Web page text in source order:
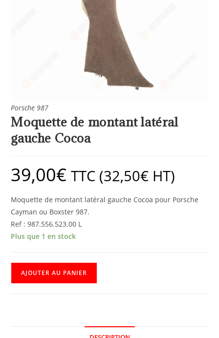
Porsche 987
Moquette de montant latéral
gauche Cocoa
39,00€ TTC (32,50€ HT)
Moquette de montant latéral gauche Cocoa pour Porsche
Cayman ou Boxster 987.
Ref : 987.556.523.00 L
Plus que 1 en stock
AJOUTER AU PANIER